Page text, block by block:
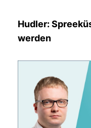
Hudler:
werden